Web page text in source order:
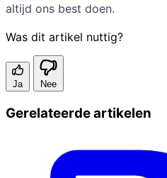
altijd ons best doen.
Was dit artikel nuttig?
Ja Nee
Gerelateerde artikelen